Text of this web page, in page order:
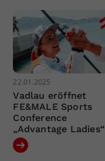
22.01.2025
Vadlau eröffnet
FE&MALE Sports
Conference
„Advantage Ladies“